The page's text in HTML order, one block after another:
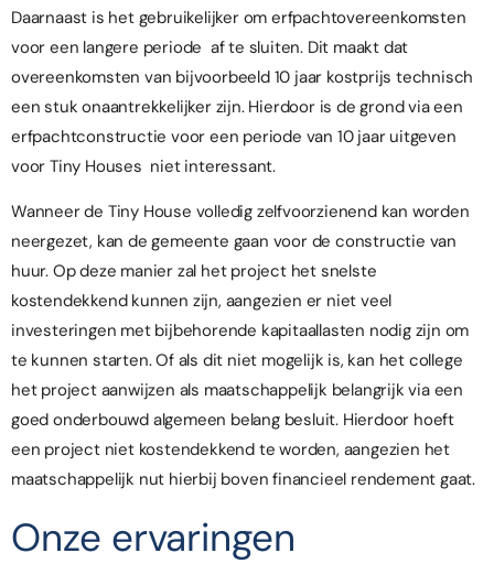
Daarnaast is het gebruikelijker om erfpachtovereenkomsten
voor een langere periode af te sluiten. Dit maakt dat
overeenkomsten van bijvoorbeeld 10 jaar kostprijs technisch
een stuk onaantrekkelijker zijn. Hierdoor is de grond via een
erfpachtconstructie voor een periode van 10 jaar uitgeven
voor Tiny Houses niet interessant.
Wanneer de Tiny House volledig zelfvoorzienend kan worden
neergezet, kan de gemeente gaan voor de constructie van
huur. Op deze manier zal het project het snelste
kostendekkend kunnen zijn, aangezien er niet veel
investeringen met bijbehorende kapitaallasten nodig zijn om
te kunnen starten. Of als dit niet mogelijk is, kan het college
het project aanwijzen als maatschappelijk belangrijk via een
goed onderbouwd algemeen belang besluit. Hierdoor hoeft
een project niet kostendekkend te worden, aangezien het
maatschappelijk nut hierbij boven financieel rendement gaat.
Onze ervaringen